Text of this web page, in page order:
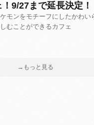
！9/27まで延長決定！
モンをモチーフにしたかわい
むことができるカフェ
→もっと見る